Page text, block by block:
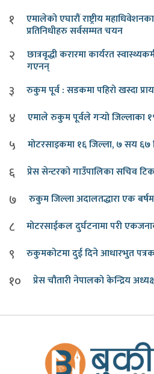
१ एमालेको एघारौं राष्ट्रीय
प्रतिनिधीहरु सर्वसम्मत चयन
२ छात्रवृद्धी करारमा कार्यरत
गएनन्
३ रुकुम पूर्व : सडकमा पहिरो खस्दा
४ एमाले रुकुम पूर्वले गर्‍यो जिल्लाका
५ मोटरसाइकमा १६ जिल्ला, ७ सय ६७
६ प्रेस सेन्टरको गाउँपालिका सचिव
७ रुकुम जिल्ला अदालतद्धारा एक
८ मोटरसाईकल दुर्घटनामा परी
९ रुकुमकोटमा दुई दिने आधारभुत
१० प्रेस चौतारी नेपालको केन्द्रिय